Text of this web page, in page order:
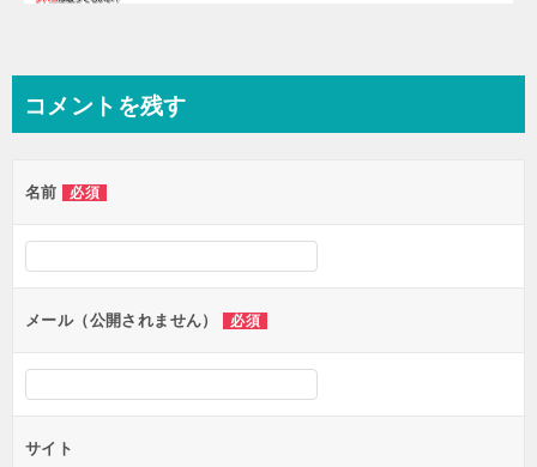
コメントを残す
名前 必須
メール（公開されません） 必須
サイト